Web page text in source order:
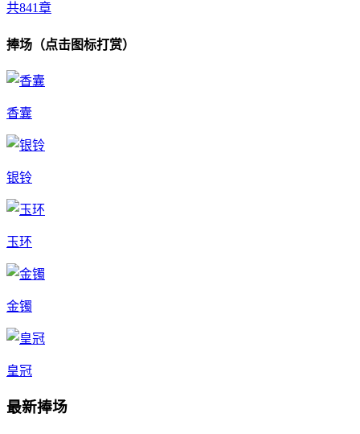
共841章
捧场（点击图标打赏）
香囊
银铃
玉环
金镯
皇冠
最新捧场